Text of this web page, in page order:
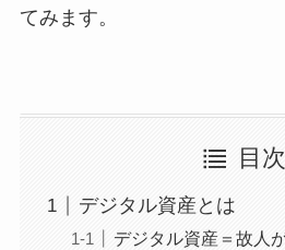
てみます。
目次
デジタル資産とは
デジタル資産＝故人